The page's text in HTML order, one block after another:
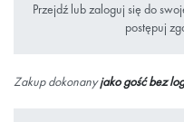
Przejdź lub zaloguj się do
postępuj
Zakup dokonanyjako gość bez